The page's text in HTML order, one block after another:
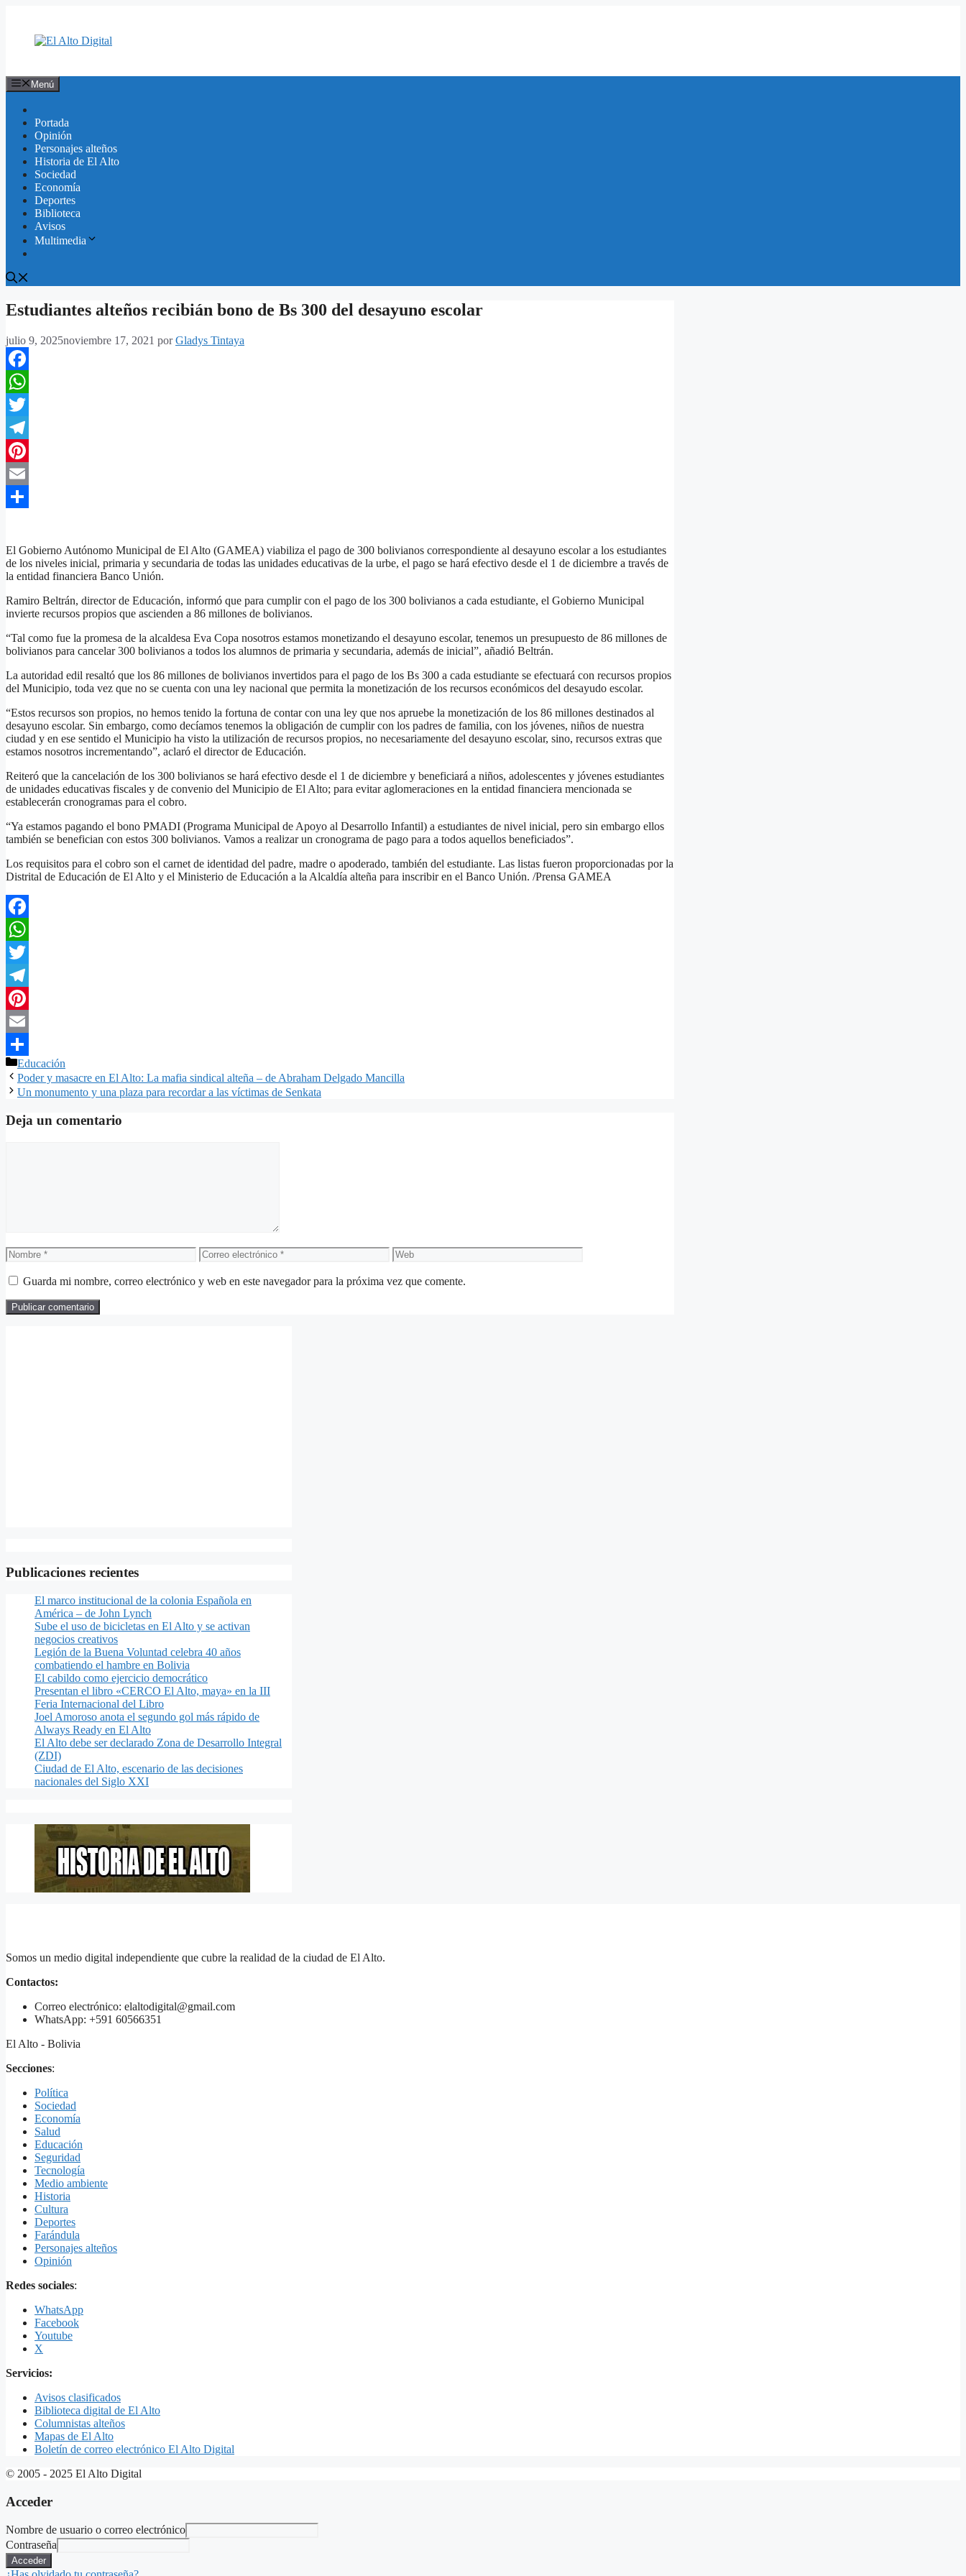
contenido
Menú
Portada
Opinión
Personajes alteños
Historia de El Alto
Sociedad
Economía
Deportes
Biblioteca
Avisos
Multimedia
Estudiantes alteños recibián bono de Bs 300 del desayuno escolar
julio 9, 2025noviembre 17, 2021 porGladys Tintaya
Facebook
WhatsApp
Twitter
Telegram
Pinterest
Email
El Gobierno Autónomo Municipal de El Alto (GAMEA) viabiliza el pago de 300 bolivianos correspondiente al desayuno escolar a los estudiantes
de los niveles inicial, primaria y secundaria de todas las unidades educativas de la urbe, el pago se hará efectivo desde el 1 de diciembre a través de
la entidad financiera Banco Unión.
Ramiro Beltrán, director de Educación, informó que para cumplir con el pago de los 300 bolivianos a cada estudiante, el Gobierno Municipal
invierte recursos propios que ascienden a 86 millones de bolivianos.
“Tal como fue la promesa de la alcaldesa Eva Copa nosotros estamos monetizando el desayuno escolar, tenemos un presupuesto de 86 millones de
bolivianos para cancelar 300 bolivianos a todos los alumnos de primaria y secundaria, además de inicial”, añadió Beltrán.
La autoridad edil resaltó que los 86 millones de bolivianos invertidos para el pago de los Bs 300 a cada estudiante se efectuará con recursos propios
del Municipio, toda vez que no se cuenta con una ley nacional que permita la monetización de los recursos económicos del desayudo escolar.
“Estos recursos son propios, no hemos tenido la fortuna de contar con una ley que nos apruebe la monetización de los 86 millones destinados al
desayuno escolar. Sin embargo, como decíamos tenemos la obligación de cumplir con los padres de familia, con los jóvenes, niños de nuestra
ciudad y en ese sentido el Municipio ha visto la utilización de recursos propios, no necesariamente del desayuno escolar, sino, recursos extras que
estamos nosotros incrementando”, aclaró el director de Educación.
Reiteró que la cancelación de los 300 bolivianos se hará efectivo desde el 1 de diciembre y beneficiará a niños, adolescentes y jóvenes estudiantes
de unidades educativas fiscales y de convenio del Municipio de El Alto; para evitar aglomeraciones en la entidad financiera mencionada se
establecerán cronogramas para el cobro.
“Ya estamos pagando el bono PMADI (Programa Municipal de Apoyo al Desarrollo Infantil) a estudiantes de nivel inicial, pero sin embargo ellos
también se benefician con estos 300 bolivianos. Vamos a realizar un cronograma de pago para a todos aquellos beneficiados”.
Los requisitos para el cobro son el carnet de identidad del padre, madre o apoderado, también del estudiante. Las listas fueron proporcionadas por la
Distrital de Educación de El Alto y el Ministerio de Educación a la Alcaldía alteña para inscribir en el Banco Unión. /Prensa GAMEA
Facebook
WhatsApp
Twitter
Telegram
Pinterest
Email
Compartir
Categorías
Educación
Poder y masacre en El Alto: La mafia sindical alteña – de Abraham Delgado Mancilla
Un monumento y una plaza para recordar a las víctimas de Senkata
Deja un comentario
Nombre
Correo
electrónico
Web
Guarda mi nombre, correo electrónico y web en este navegador para la próxima vez que comente.
Publicaciones recientes
El marco institucional de la colonia Española en
América – de John Lynch
Sube el uso de bicicletas en El Alto y se activan
negocios creativos
Legión de la Buena Voluntad celebra 40 años
combatiendo el hambre en Bolivia
El cabildo como ejercicio democrático
Presentan el libro «CERCO El Alto, maya» en la III
Feria Internacional del Libro
Joel Amoroso anota el segundo gol más rápido de
Always Ready en El Alto
El Alto debe ser declarado Zona de Desarrollo Integral
(ZDI)
Ciudad de El Alto, escenario de las decisiones
nacionales del Siglo XXI
Somos un medio digital independiente que cubre la realidad de la ciudad de El Alto.
Contactos:
Correo electrónico: elaltodigital@gmail.com
WhatsApp: +591 60566351
El Alto - Bolivia
Secciones:
Política
Sociedad
Economía
Salud
Educación
Seguridad
Tecnología
Medio ambiente
Historia
Cultura
Deportes
Farándula
Personajes alteños
Opinión
Redes sociales:
WhatsApp
Facebook
Youtube
X
Servicios:
Avisos clasificados
Biblioteca digital de El Alto
Columnistas alteños
Mapas de El Alto
Boletín de correo electrónico El Alto Digital
© 2005 - 2025 El Alto Digital
Acceder
Nombre de usuario o correo electrónico
Contraseña
Acceder